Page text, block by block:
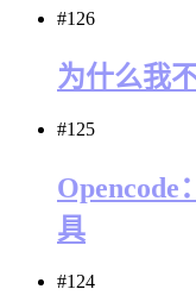
#126
为什么我
#125
Opencode
具
#124